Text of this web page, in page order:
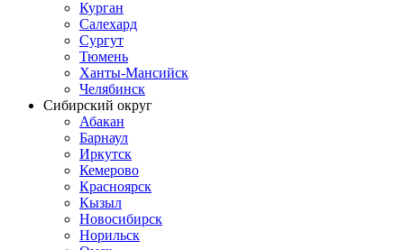
Курган
Салехард
Сургут
Тюмень
Ханты-Мансийск
Челябинск
Сибирский округ
Абакан
Барнаул
Иркутск
Кемерово
Красноярск
Кызыл
Новосибирск
Норильск